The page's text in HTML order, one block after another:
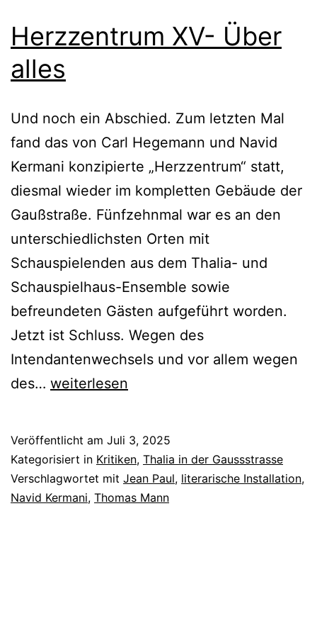
Herzzentrum XV- Über
alles
Und noch ein Abschied. Zum letzten Mal
fand das von Carl Hegemann und Navid
Kermani konzipierte „Herzzentrum“ statt,
diesmal wieder im kompletten Gebäude der
Gaußstraße. Fünfzehnmal war es an den
unterschiedlichsten Orten mit
Schauspielenden aus dem Thalia- und
Schauspielhaus-Ensemble sowie
befreundeten Gästen aufgeführt worden.
Jetzt ist Schluss. Wegen des
Intendantenwechsels und vor allem wegen
des… Herzzentrum
alles
weiterlesen
Veröffentlicht am Juli 3, 2025
Kategorisiert in Kritiken, Thalia in der Gaussstrasse
Verschlagwortet mit Jean Paul, literarische Installation,
Navid Kermani, Thomas Mann